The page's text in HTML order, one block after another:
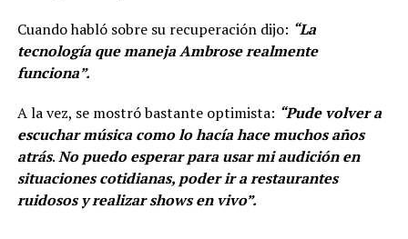
Cuando habló sobre su recuperación dijo: “La
tecnología que maneja Ambrose realmente
funciona”.
A la vez, se mostró bastante optimista: “Pude volver a
escuchar música como lo hacía hace muchos años
atrás.No puedo esperar para usar mi audición en
situaciones cotidianas, poder ir a restaurantes
ruidosos y realizar shows en vivo”.